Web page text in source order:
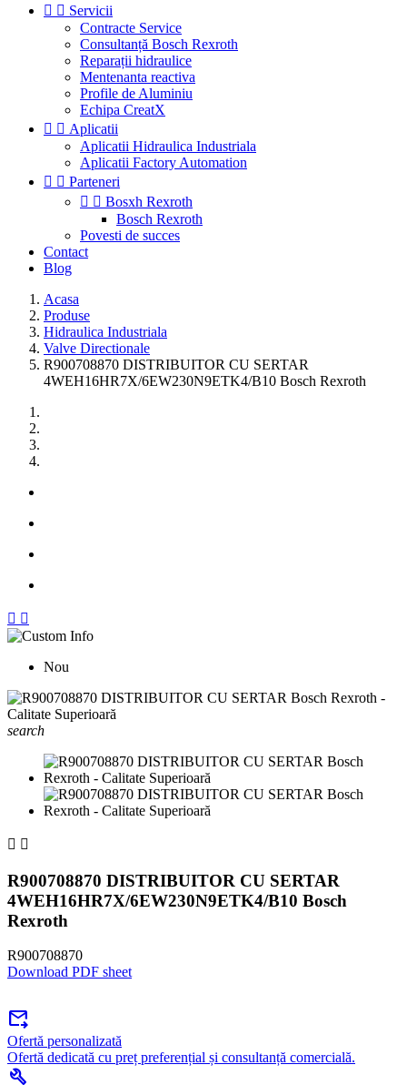
  Servicii
Contracte Service
Consultanță Bosch Rexroth
Reparații hidraulice
Mentenanta reactiva
Profile de Aluminiu
Echipa CreatX
  Aplicatii
Aplicatii Hidraulica Industriala
Aplicatii Factory Automation
  Parteneri
  Bosxh Rexroth
Bosch Rexroth
Povesti de succes
Contact
Blog
Acasa
Produse
Hidraulica Industriala
Valve Directionale
R900708870 DISTRIBUITOR CU SERTAR
4WEH16HR7X/6EW230N9ETK4/B10 Bosch Rexroth
 
Nou
search
 
R900708870 DISTRIBUITOR CU SERTAR
4WEH16HR7X/6EW230N9ETK4/B10 Bosch
Rexroth
R900708870
Download PDF sheet
forward_to_inbox
Ofertă personalizată
Ofertă dedicată cu preț preferențial și consultanță comercială.
build